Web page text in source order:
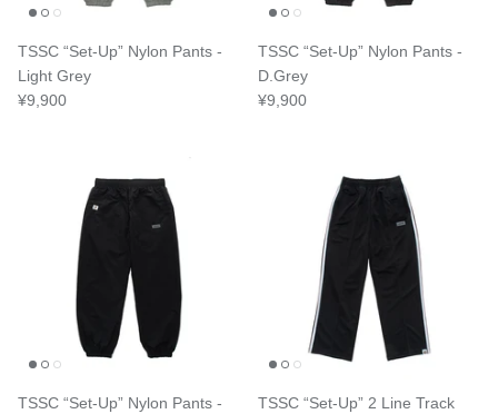
TSSC “Set-Up” Nylon Pants -
Light Grey
¥9,900
TSSC “Set-Up” Nylon Pants -
D.Grey
¥9,900
TSSC “Set-Up” Nylon Pants -
TSSC “Set-Up” 2 Line Track